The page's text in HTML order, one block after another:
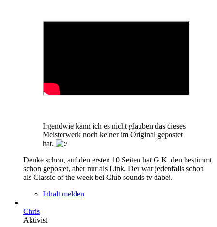
Irgendwie kann ich es nicht glauben das dieses
Meisterwerk noch keiner im Original gepostet
hat.
Denke schon, auf den ersten 10 Seiten hat G.K. den bestimmt
schon gepostet, aber nur als Link. Der war jedenfalls schon
als Classic of the week bei Club sounds tv dabei.
Inhalt melden
Chris
Aktivist